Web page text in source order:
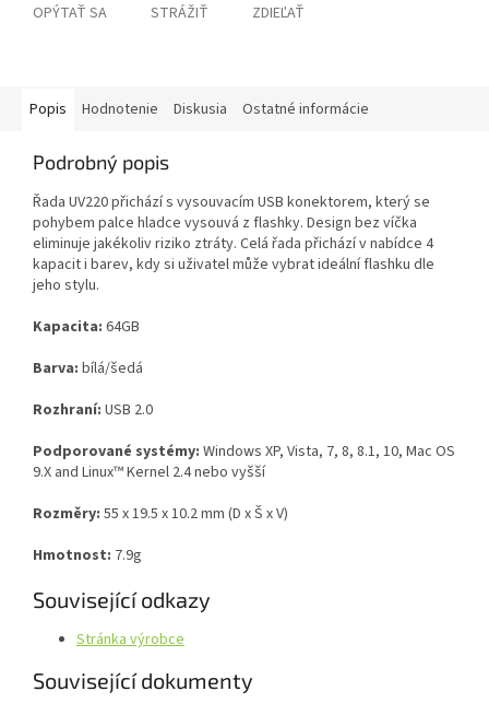
OPÝTAŤ SA STRÁŽIŤ ZDIEĽAŤ
Popis Hodnotenie Diskusia Ostatné informácie
Podrobný popis
Řada UV220 přichází s vysouvacím USB konektorem, který se
pohybem palce hladce vysouvá z flashky. Design bez víčka
eliminuje jakékoliv riziko ztráty. Celá řada přichází v nabídce 4
kapacit i barev, kdy si uživatel může vybrat ideální flashku dle
jeho stylu.
Kapacita: 64GB
Barva: bílá/šedá
Rozhraní: USB 2.0
Podporované systémy: Windows XP, Vista, 7, 8, 8.1, 10, Mac OS
9.X and Linux™ Kernel 2.4 nebo vyšší
Rozměry: 55 x 19.5 x 10.2 mm (D x Š x V)
Hmotnost: 7.9g
Související odkazy
Stránka výrobce
Související dokumenty